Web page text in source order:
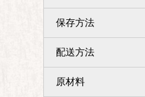
保存方法
配送方法
原材料